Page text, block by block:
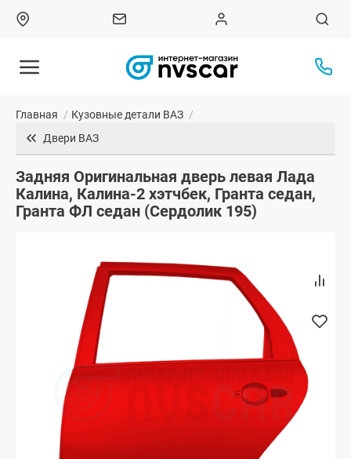
Главная / Кузовные детали ВАЗ /
Двери ВАЗ
Задняя Оригинальная дверь левая Лада
Калина, Калина-2 хэтчбек, Гранта седан,
Гранта ФЛ седан (Сердолик 195)